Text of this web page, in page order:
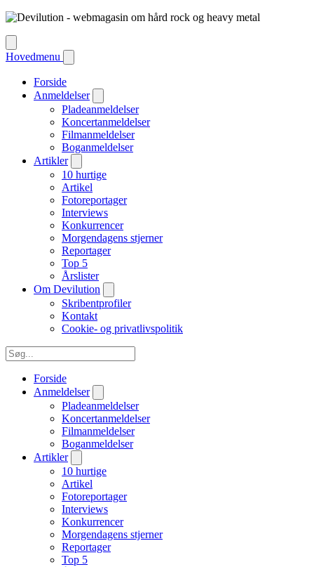
Hovedmenu
Forside
Anmeldelser
Pladeanmeldelser
Koncertanmeldelser
Filmanmeldelser
Boganmeldelser
Artikler
10 hurtige
Artikel
Fotoreportager
Interviews
Konkurrencer
Morgendagens stjerner
Reportager
Top 5
Årslister
Om Devilution
Skribentprofiler
Kontakt
Cookie- og privatlivspolitik
Forside
Anmeldelser
Pladeanmeldelser
Koncertanmeldelser
Filmanmeldelser
Boganmeldelser
Artikler
10 hurtige
Artikel
Fotoreportager
Interviews
Konkurrencer
Morgendagens stjerner
Reportager
Top 5